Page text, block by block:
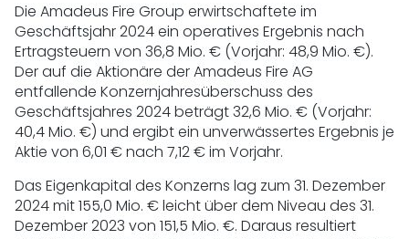
Die Amadeus Fire Group erwirtschaftete im
Geschäftsjahr 2024 ein operatives Ergebnis nach
Ertragsteuern von 36,8 Mio. € (Vorjahr: 48,9 Mio. €).
Der auf die Aktionäre der Amadeus Fire AG
entfallende Konzernjahresüberschuss des
Geschäftsjahres 2024 beträgt 32,6 Mio. € (Vorjahr:
40,4 Mio. €) und ergibt ein unverwässertes Ergebnis je
Aktie von 6,01 € nach 7,12 € im Vorjahr.
Das Eigenkapital des Konzerns lag zum 31. Dezember
2024 mit 155,0 Mio. € leicht über dem Niveau des 31.
Dezember 2023 von 151,5 Mio. €. Daraus resultiert